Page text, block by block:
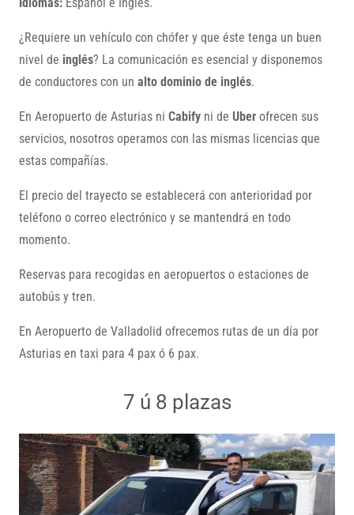
¿Requiere un vehículo con chófer y que éste tenga un buen
nivel de inglés? La comunicación es esencial y disponemos
de conductores con un alto dominio de inglés.
En Aeropuerto de Asturias ni Cabify ni de Uber ofrecen sus
servicios, nosotros operamos con las mismas licencias que
estas compañías.
El precio del trayecto se establecerá con anterioridad por
teléfono o correo electrónico y se mantendrá en todo
momento.
Reservas para recogidas en aeropuertos o estaciones de
autobús y tren.
En Aeropuerto de Valladolid ofrecemos rutas de un día por
Asturias en taxi para 4 pax ó 6 pax.
7 ú 8 plazas